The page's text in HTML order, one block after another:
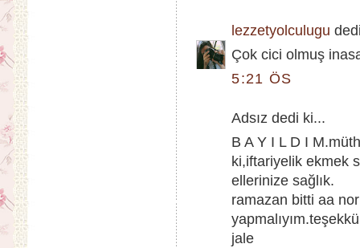
lezzetyolculugu
Çok cici olmuş
5:21 ÖS
Adsız dedi ki...
B A Y I L D I
ki,iftariyelik ekmek
ellerinize sağlık.
ramazan bitti aa
jale